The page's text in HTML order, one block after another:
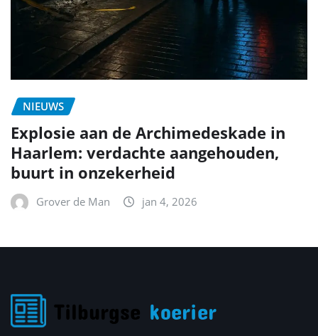
NIEUWS
Explosie aan de Archimedeskade in
Haarlem: verdachte aangehouden,
buurt in onzekerheid
Grover de Man jan 4, 2026